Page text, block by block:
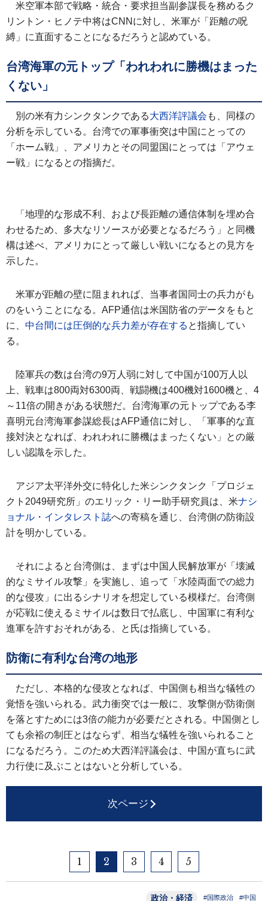
米空軍本部で戦略・統合・要求担当副参謀長を務めるク
リントン・ヒノテ中将はCNNに対し、米軍が「距離の呪
縛」に直面することになるだろうと認めている。
台湾海軍の元トップ「われわれに勝機はまった
くない」
別の米有力シンクタンクである大西洋評議会 も、同様の
分析を示している。台湾での軍事衝突は中国にとっての
「ホーム戦」、アメリカとその同盟国にとっては「アウェ
ー戦」になるとの指摘だ。
「地理的な形成不利、および長距離の通信体制を埋め合
わせるため、多大なリソースが必要となるだろう」と同機
構は述べ、アメリカにとって厳しい戦いになるとの見方を
示した。
米軍が距離の壁に阻まれれば、当事者国同士の兵力がも
のをいうことになる。AFP通信は米国防省のデータをもと
に、 中台間には圧倒的な兵力差が存在する と指摘してい
る。
陸軍兵の数は台湾の9万人弱に対して中国が100万人以
上、戦車は800両対6300両、戦闘機は400機対1600機と、4
～11倍の開きがある状態だ。台湾海軍の元トップである李
喜明元台湾海軍参謀総長はAFP通信に対し、「軍事的な直
接対決となれば、われわれに勝機はまったくない」との厳
しい認識を示した。
アジア太平洋外交に特化した米シンクタンク「プロジェ
クト2049研究所」のエリック・リー助手研究員は、米ナシ
ョナル・インタレスト誌への寄稿を通じ、台湾側の防衛設
計を明かしている。
それによると台湾側は、まずは中国人民解放軍が「壊滅
的なミサイル攻撃」を実施し、追って「水陸両面での総力
的な侵攻」に出るシナリオを想定している模様だ。台湾側
が応戦に使えるミサイルは数日で払底し、中国軍に有利な
進軍を許すおそれがある、と氏は指摘している。
防衛に有利な台湾の地形
ただし、本格的な侵攻となれば、中国側も相当な犠牲の
覚悟を強いられる。武力衝突では一般に、攻撃側が防衛側
を落とすためには3倍の能力が必要だとされる。中国側とし
ても余裕の制圧とはならず、相当な犠牲を強いられること
になるだろう。このため大西洋評議会は、中国が直ちに武
力行使に及ぶことはないと分析している。
次ページ
1 2 3 4 5
政治・経済 #国際政治 #中国